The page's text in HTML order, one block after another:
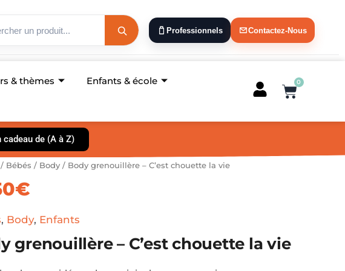
Professionnels Contactez-Nous
& thèmes
Enfants & école
0
Panier
cadeau de (A à Z)
/ Bébés / Body/ Body grenouillère – C’est chouette la vie
€
, Body, Enfants
grenouillère – C’est chouette la vie
quantité
Body
-
C'est
chouette
la